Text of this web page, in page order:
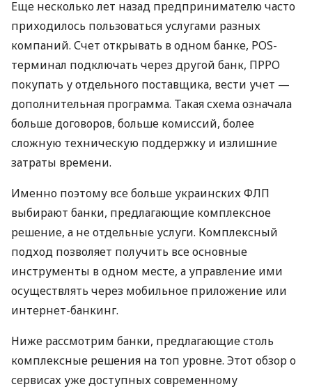
Еще несколько лет назад предпринимателю часто
приходилось пользоваться услугами разных
компаний. Счет открывать в одном банке, POS-
терминал подключать через другой банк, ПРРО
покупать у отдельного поставщика, вести учет —
дополнительная программа. Такая схема означала
больше договоров, больше комиссий, более
сложную техническую поддержку и излишние
затраты времени.
Именно поэтому все больше украинских ФЛП
выбирают банки, предлагающие комплексное
решение, а не отдельные услуги. Комплексный
подход позволяет получить все основные
инструменты в одном месте, а управление ими
осуществлять через мобильное приложение или
интернет-банкинг.
Ниже рассмотрим банки, предлагающие столь
комплексные решения на топ уровне. Этот обзор о
сервисах уже доступных современному